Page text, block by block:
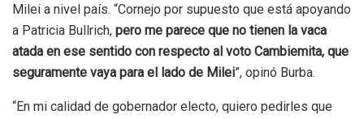
Milei a nivel país. “Cornejo por supuesto que está apoyando
a Patricia Bullrich, pero me parece que no tienen la vaca
atada en ese sentido con respecto al voto Cambiemita, que
seguramente vaya para el lado de Milei”, opinó Burba.
“En mi calidad de gobernador electo, quiero pedirles que